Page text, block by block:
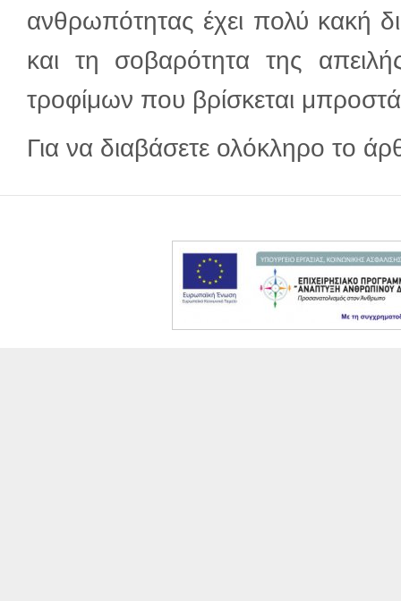
ανθρωπότητας έχει πολύ κακή
και τη σοβαρότητα της
τροφίμων που βρίσκεται
Για να διαβάσετε ολόκληρο το